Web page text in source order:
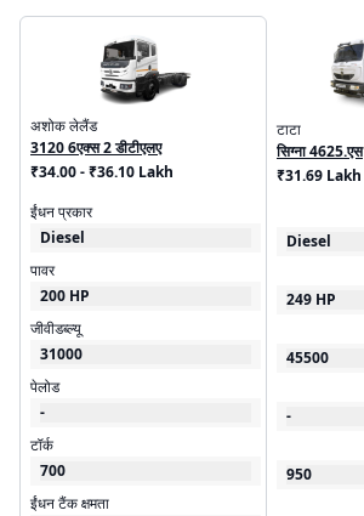
अशोक लेलैंड
3120 6एक्स 2 डीटीएलए
₹34.00 - ₹36.10 Lakh
ईंधन प्रकार
Diesel
पावर
200 HP
जीवीडब्ल्यू
31000
पेलोड
-
टॉर्क
700
ईंधन टैंक क्षमता
टाटा
सिग्ना 4625.एस
₹31.69 Lakh
Diesel
249 HP
45500
-
950